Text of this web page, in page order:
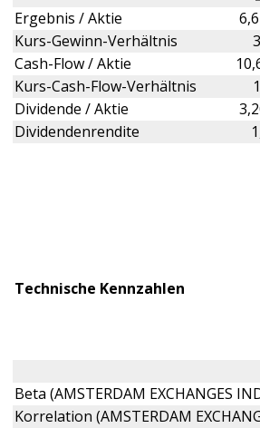
Ergebnis / Aktie
Kurs-Gewinn-Verhältnis
Cash-Flow / Aktie
Kurs-Cash-Flow-Verhältnis
Dividende / Aktie
Dividendenrendite
Technische Kennzahlen
Beta (AMSTERDAM EXCHANGES
Korrelation (AMSTERDAM